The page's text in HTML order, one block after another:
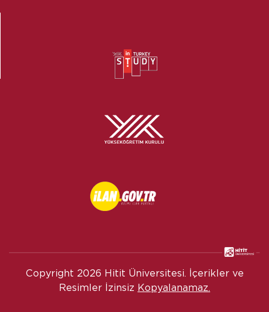
Copyright 2026 Hitit Üniversitesi. İçerikler ve
Resimler İzinsiz Kopyalanamaz.